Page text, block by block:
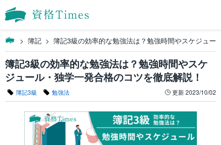
簿記 簿記3級の効率的な勉強法は？勉強時間やスケジュー
簿記3級の効率的な勉強法は？勉強時間やスケ
ジュール・独学一発合格のコツを徹底解説！
簿記3級 勉強法 更新2023/10/02